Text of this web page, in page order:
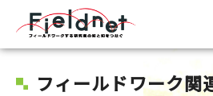
フィールドワーク関